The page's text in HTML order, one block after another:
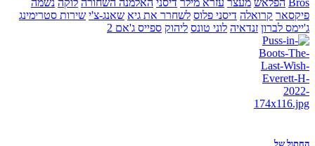
פיקסאר קרואלה דיסני פלוס לשחרר את גיא שאנג-צ'י שירות סטרימינג
ג'יימס לברון זנדאיה לוני טונס ליהוק ספייס ג'אם 2
החתול של